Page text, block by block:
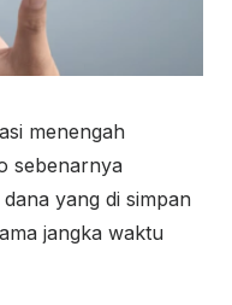
menengah
sebenarnya
yang di simpan
jangka waktu